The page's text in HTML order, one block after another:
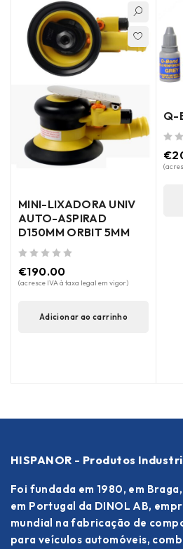
MINI-LIXADORA UNIV
AUTO-ASPIRAD
D150MM ORBIT 5MM
€190.00
(acresce IVA à taxa legal em vigor)
Adicionar ao carrinho
Q-
€
HISPANOR - Produtos
Foi fundada em 1980, em
em Portugal da DINOL AB,
mundial na fabricação de
para veículos automóveis,